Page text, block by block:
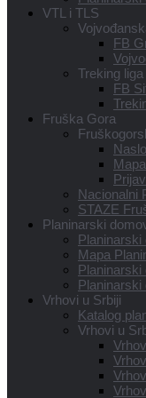
VTL i TLS
FB
Treking
FB
Fruška Gora
Nacionalni
STAZE
Planinarski
Planinarski
Mapa
Planinarski
Planinarski
Vrhovi u Srbiji
Katalog
Vrhovi u